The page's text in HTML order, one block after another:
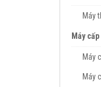
Máy
Máy
Máy
Máy